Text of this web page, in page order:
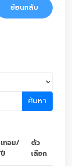
ย้อนกลับ
ค้นหา
เทอม/
ปี
ตัว
เลือก